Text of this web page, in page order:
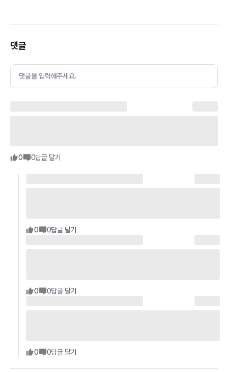
댓글
댓글을 입력해주세요.
0 0답글 달기
0 0답글 달기
0 0답글 달기
0 0답글 달기